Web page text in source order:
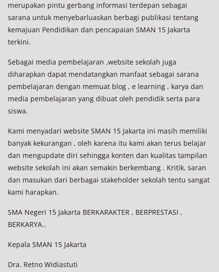
merupakan pintu gerbang informasi terdepan sebagai
sarana untuk menyebarluaskan berbagi publikasi tentang
kemajuan Pendidikan dan pencapaian SMAN 15 Jakarta
terkini.
Sebagai media pembelajaran ,website sekolah juga
diharapkan dapat mendatangkan manfaat sebagai sarana
pembelajaran dengan memuat blog , e learning , karya dan
media pembelajaran yang dibuat oleh pendidik serta para
siswa.
Kami menyadari website SMAN 15 Jakarta ini masih memiliki
banyak kekurangan , oleh karena itu kami akan terus belajar
dan mengupdate diri sehingga konten dan kualitas tampilan
website sekolah ini akan semakin berkembang . Kritik, saran
dan masukan dari berbagai stakeholder sekolah tentu sangat
kami harapkan.
SMA Negeri 15 Jakarta BERKARAKTER , BERPRESTASI ,
BERKARYA..
Kepala SMAN 15 Jakarta
Dra. Retno Widiastuti